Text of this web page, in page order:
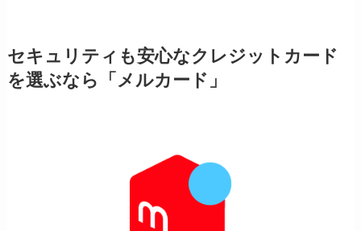
セキュリティも安心なクレジットカード
を選ぶなら「メルカード」